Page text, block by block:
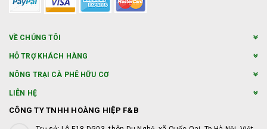
VỀ CHÚNG TÔI
HỖ TRỢ KHÁCH HÀNG
NÔNG TRẠI CÀ PHÊ HỮU CƠ
LIÊN HỆ
CÔNG TY TNHH HOÀNG HIỆP F&B